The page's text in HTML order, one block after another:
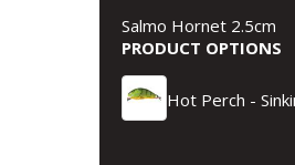
Salmo Hornet 2.5cm
PRODUCT OPTIONS
Hot Perch -